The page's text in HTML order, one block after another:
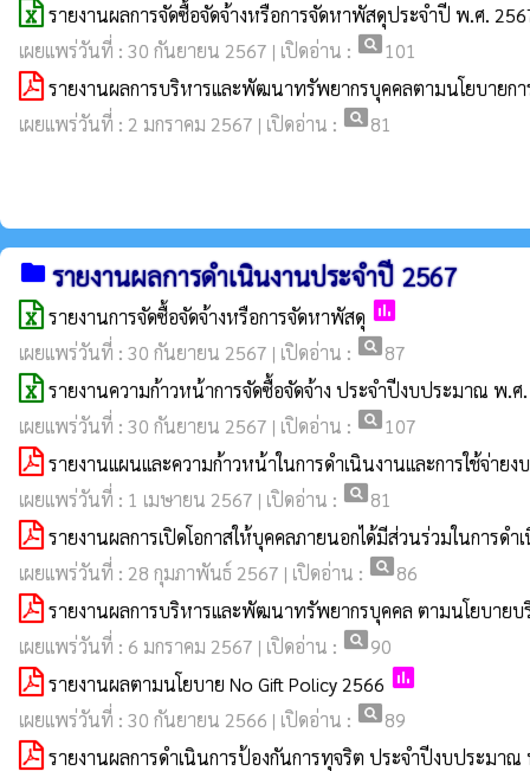
รายงานผลการจัดซื้อจัดจ้างหรือการจัดหาพัสดุประจำปี พ.ศ.
เผยแพร่วันที่ : 30 กันยายน 2567 | เปิดอ่าน : pageview101
รายงานผลการบริหารและพัฒนาทรัพยากรบุคคลตามนโยบาย
เผยแพร่วันที่ : 2 มกราคม 2567 | เปิดอ่าน : pageview81
folder รายงานผลการดำเนินงานประจำปี 2567
รายงานการจัดซื้อจัดจ้างหรือการจัดหาพัสดุ poll
เผยแพร่วันที่ : 30 กันยายน 2567 | เปิดอ่าน : pageview87
รายงานความก้าวหน้าการจัดซื้อจัดจ้าง ประจำปีงบประมาณ พ.ศ
เผยแพร่วันที่ : 30 กันยายน 2567 | เปิดอ่าน : pageview107
รายงานแผนและความก้าวหน้าในการดำเนินงานและการใช้จ่
เผยแพร่วันที่ : 1 เมษายน 2567 | เปิดอ่าน : pageview81
รายงานผลการเปิดโอกาสให้บุคคลภายนอกได้มีส่วนร่วมในการด
เผยแพร่วันที่ : 28 กุมภาพันธ์ 2567 | เปิดอ่าน : pageview86
รายงานผลการบริหารและพัฒนาทรัพยากรบุคคล ตามนโยบาย
เผยแพร่วันที่ : 6 มกราคม 2567 | เปิดอ่าน : pageview90
รายงานผลตามนโยบาย No Gift Policy 2566 poll
เผยแพร่วันที่ : 30 กันยายน 2566 | เปิดอ่าน : pageview89
รายงานผลการดำเนินการป้องกันการทุจริต ประจำปีงบประมา